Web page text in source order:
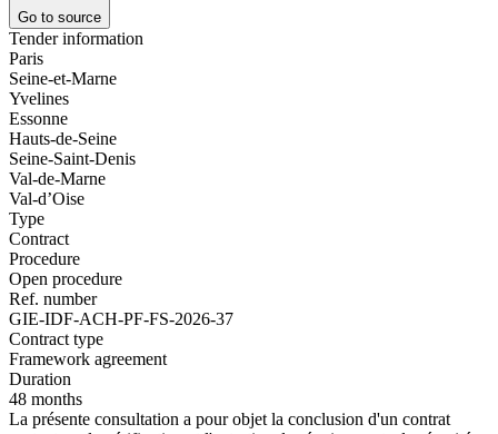
Go to source
Tender information
Paris
Seine-et-Marne
Yvelines
Essonne
Hauts-de-Seine
Seine-Saint-Denis
Val-de-Marne
Val-d’Oise
Type
Contract
Procedure
Open procedure
Ref. number
GIE-IDF-ACH-PF-FS-2026-37
Contract type
Framework agreement
Duration
48 months
La présente consultation a pour objet la conclusion d'un contrat